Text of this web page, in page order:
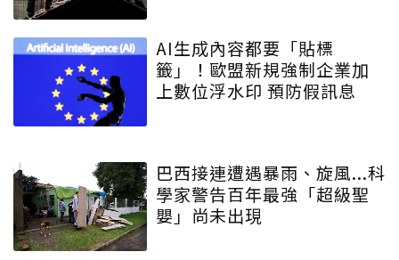
AI生成內容都要「貼標
籤」！歐盟新規強制企業加
上數位浮水印 預防假訊息
巴西接連遭遇暴雨、旋風...科
學家警告百年最強「超級聖
嬰」尚未出現